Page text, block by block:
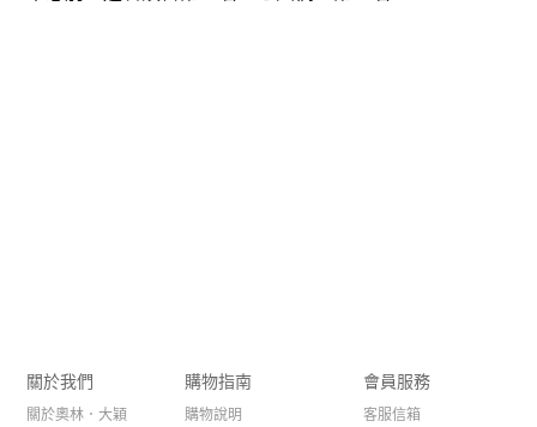
關於我們
關於奧林．大穎
購物指南
購物說明
會員服務
客服信箱